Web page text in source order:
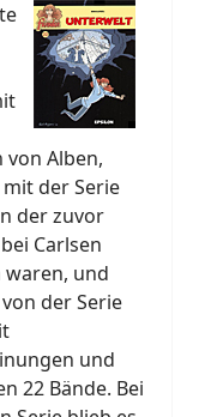
Alben,
der Serie
der zuvor
Carlsen
waren, und
der Serie
und
22 Bände. Bei